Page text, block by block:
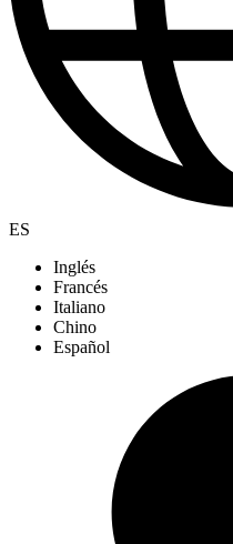
ES
Inglés
Francés
Italiano
Chino
Español